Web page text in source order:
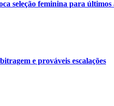
seleção feminina para últimos
e prováveis escalações